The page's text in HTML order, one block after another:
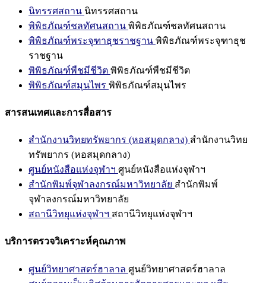
นิทรรศสถาน นิทรรศสถาน
พิพิธภัณฑ์ชลทัศนสถาน พิพิธภัณฑ์ชลทัศนสถาน
พิพิธภัณฑ์พระจุฑาธุชราชฐาน พิพิธภัณฑ์พระจุฑาธุช
ราชฐาน
พิพิธภัณฑ์พืชมีชีวิต พิพิธภัณฑ์พืชมีชีวิต
พิพิธภัณฑ์สมุนไพร พิพิธภัณฑ์สมุนไพร
สารสนเทศและการสื่อสาร
สำนักงานวิทยทรัพยากร (หอสมุดกลาง) สำนักงานวิทย
ทรัพยากร (หอสมุดกลาง)
ศูนย์หนังสือแห่งจุฬาฯ ศูนย์หนังสือแห่งจุฬาฯ
สำนักพิมพ์จุฬาลงกรณ์มหาวิทยาลัย สำนักพิมพ์
จุฬาลงกรณ์มหาวิทยาลัย
สถานีวิทยุแห่งจุฬาฯ สถานีวิทยุแห่งจุฬาฯ
บริการตรวจวิเคราะห์คุณภาพ
ศูนย์วิทยาศาสตร์ฮาลาล ศูนย์วิทยาศาสตร์ฮาลาล